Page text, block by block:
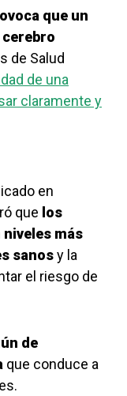
que un
de Salud
de una
claramente y
en
que los
más
sanosy la
el riesgo de
de
que conduce a